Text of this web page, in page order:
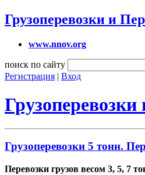
Грузоперевозки и
www.nnov.org
поиск по сайту
Регистрация | Вход
Грузоперевозки 5 тонн.
Перевозки грузов весом 3, 5, 7